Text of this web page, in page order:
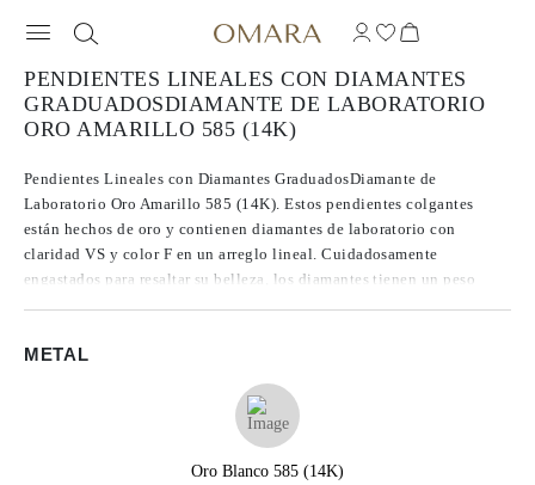
PENDIENTES LINEALES CON DIAMANTES
GRADUADOSDIAMANTE DE LABORATORIO
ORO AMARILLO 585 (14K)
Pendientes Lineales con Diamantes GraduadosDiamante de
Laboratorio Oro Amarillo 585 (14K). Estos pendientes colgantes
están hechos de oro y contienen diamantes de laboratorio con
claridad VS y color F en un arreglo lineal. Cuidadosamente
engastados para resaltar su belleza, los diamantes tienen un peso
METAL
Oro Blanco 585 (14K)